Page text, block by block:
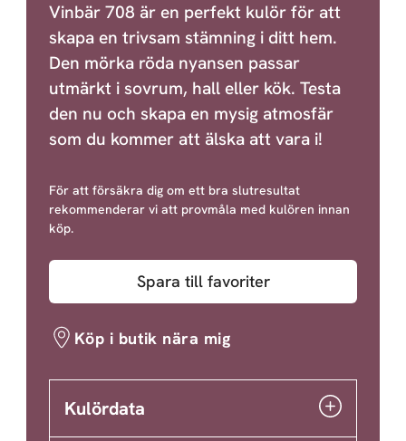
Vinbär 708 är en perfekt kulör för att
skapa en trivsam stämning i ditt hem.
Den mörka röda nyansen passar
utmärkt i sovrum, hall eller kök. Testa
den nu och skapa en mysig atmosfär
som du kommer att älska att vara i!
För att försäkra dig om ett bra slutresultat
rekommenderar vi att provmåla med kulören innan
köp.
Spara till favoriter
Köp i butik nära mig
Kulördata